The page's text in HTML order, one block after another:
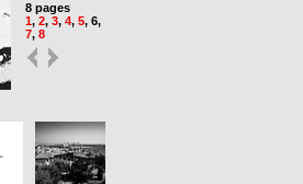
8 pages
1, 2, 3, 4, 5, 6,
7, 8